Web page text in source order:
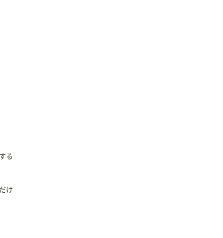
る
け